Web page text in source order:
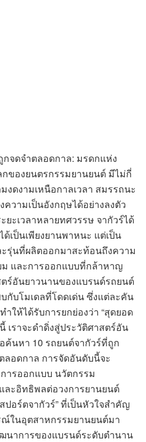
จดจำตลอดกาล: มรดกแห่ง
กของยนตรกรรมยานยนต์ มีไม่กี่
ดงามเหนือกาลเวลา สมรรถนะ
วามเป็นอังกฤษได้อย่างลงตัว
ยะเวลาหลายทศวรรษ จากัวร์ได้
เป็นเพียงยานพาหนะ แต่เป็น
รุ่นที่ผลิตออกมาสะท้อนถึงความ
และการออกแบบที่กล้าหาญ
ร์อันยาวนานของแบรนด์รถยนต์
กับโมเดลที่โดดเด่น ซึ่งแต่ละคัน
ำให้ได้รับการยกย่องว่า “สุดยอด
เราจะดำดิ่งสู่ประวัติศาสตร์อัน
ค้นหา 10 รถยนต์จากัวร์ที่ถูก
ลอดกาล การจัดอันดับนี้จะ
ารออกแบบ นวัตกรรม
ะอิทธิพลต่อวงการยานยนต์
ปอร์ตจากัวร์” ที่เป็นหัวใจสำคัญ
ในอุตสาหกรรมยานยนต์มา
นาการของแบรนด์ระดับตำนาน